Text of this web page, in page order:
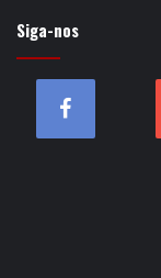
Siga-nos